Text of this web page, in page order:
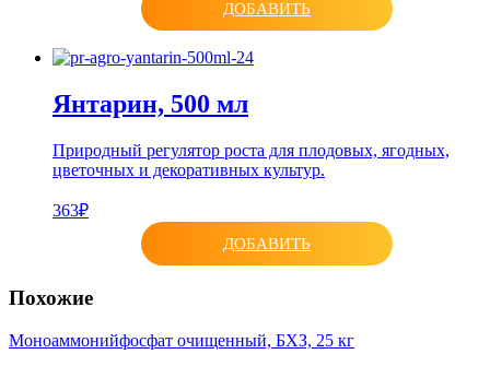
ДОБАВИТЬ
Янтарин, 500 мл
Природный регулятор роста для плодовых, ягодных,
цветочных и декоративных культур.
363₽
ДОБАВИТЬ
Похожие
Моноаммонийфосфат очищенный, БХЗ, 25 кг